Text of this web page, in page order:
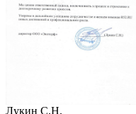
Лукин С.Н.